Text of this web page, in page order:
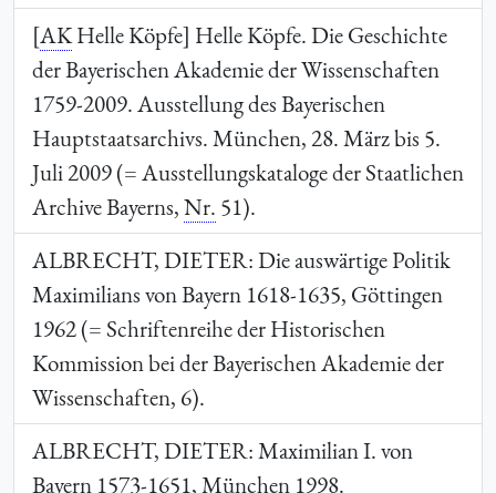
[AKHelle Köpfe] Helle Köpfe. Die Geschichte
der Bayerischen Akademie der Wissenschaften
1759-2009. Ausstellung des Bayerischen
Hauptstaatsarchivs. München, 28. März bis 5.
Juli 2009 (= Ausstellungskataloge der Staatlichen
Archive Bayerns,Nr. 51).
ALBRECHT, DIETER: Die auswärtige Politik
Maximilians von Bayern 1618-1635, Göttingen
1962 (= Schriftenreihe der Historischen
Kommission bei der Bayerischen Akademie der
Wissenschaften, 6).
ALBRECHT, DIETER: Maximilian I. von
Bayern 1573-1651, München 1998.